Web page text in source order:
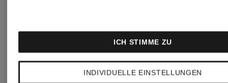
Ursprünglich:
425 €
INDIVIDUELLE EINSTELLUNGEN
ICH STIMME ZU